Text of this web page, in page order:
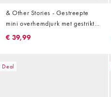
& Other Stories - Gestreepte
mini overhemdjurk met gestrikte
voorkant en kraagje in blauw en
€ 39,99
Deal